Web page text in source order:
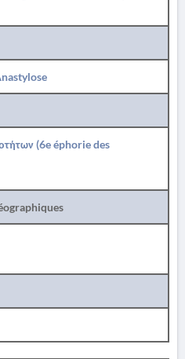
(6e éphorie des